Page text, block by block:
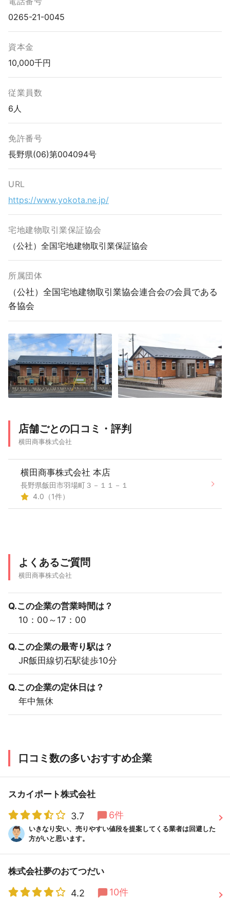
0265-21-0045
資本金
10,000千円
従業員数
6人
免許番号
長野県(06)第004094号
URL
https://www.yokota.ne.jp/
宅地建物取引業保証協会
（公社）全国宅地建物取引業保証協会
所属団体
（公社）全国宅地建物取引業協会連合会の会員である
各協会
店舗ごとの口コミ・評判
横田商事株式会社
横田商事株式会社 本店
長野県飯田市羽場町３－１１－１
4.0（1件）
よくあるご質問
横田商事株式会社
Q.この企業の営業時間は？
10：00～17：00
Q.この企業の最寄り駅は？
JR飯田線切石駅徒歩10分
Q.この企業の定休日は？
年中無休
口コミ数の多いおすすめ企業
スカイポート株式会社
3.7 6件
いきなり安い、売りやすい値段を提案してくる業者は回避した
方がいと思います。
株式会社夢のおてつだい
4.2 10件